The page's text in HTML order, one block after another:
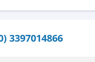
3397014866